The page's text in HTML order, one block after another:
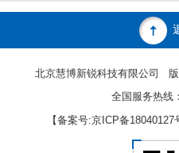
北京慧博新锐科技有限公司
全国服务热线
【备案号:京ICP备18040127